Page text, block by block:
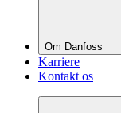
Om Danfoss
Karriere
Kontakt os